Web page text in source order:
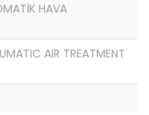
HAVA
AIR TREATMENT